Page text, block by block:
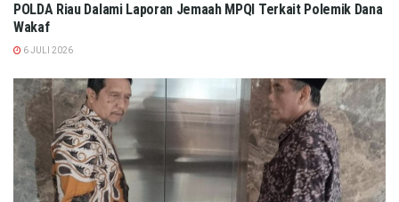
POLDA Riau Dalami Laporan Jemaah MPQI Terkait Polemik Dana
Wakaf
6 JULI 2026